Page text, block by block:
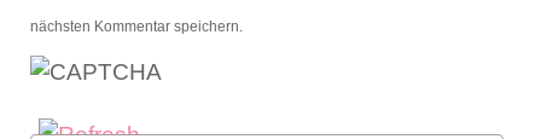
nächsten Kommentar speichern.